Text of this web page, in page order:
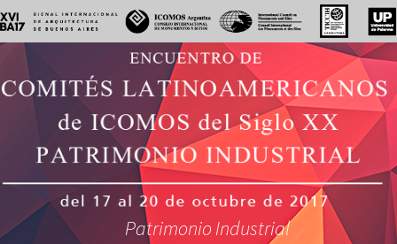
Patrimonio Industrial